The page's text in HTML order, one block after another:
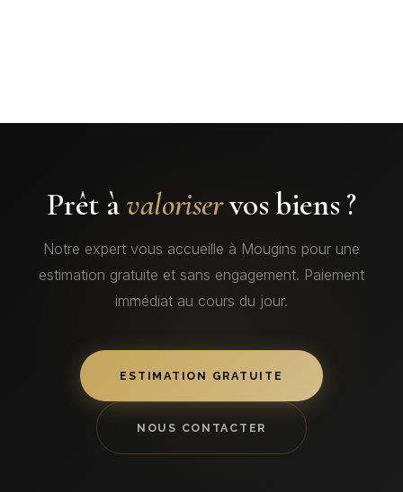
Prêt àvaloriservos biens ?
Notre expert vous accueille à Mougins pour une
estimation gratuite et sans engagement. Paiement
immédiat au cours du jour.
ESTIMATION GRATUITE
NOUS CONTACTER